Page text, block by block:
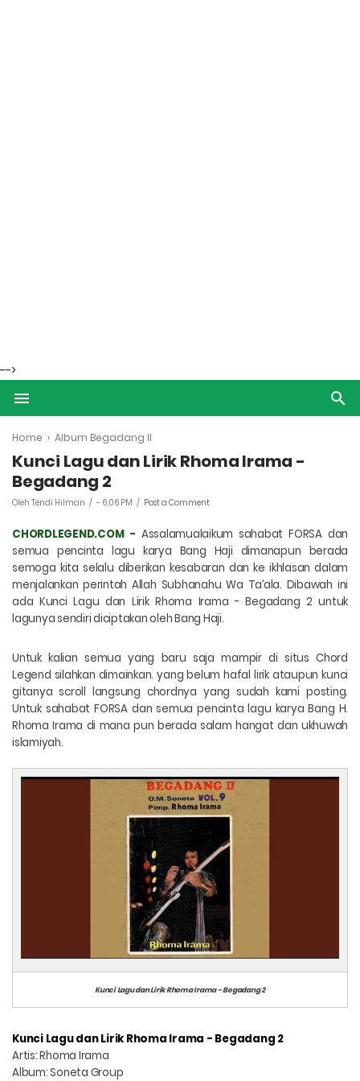
-->
Home › Album Begadang II
Kunci Lagu dan Lirik Rhoma Irama -
Begadang 2
Oleh Tendi Hilman - 6:06 PM Post a Comment
CHORDLEGEND.COM - Assalamualaikum sahabat FORSA dan
semua pencinta lagu karya Bang Haji dimanapun berada
semoga kita selalu diberikan kesabaran dan ke ikhlasan dalam
menjalankan perintah Allah Subhanahu Wa Ta’ala. Dibawah ini
ada Kunci Lagu dan Lirik Rhoma Irama - Begadang 2 untuk
lagunya sendiri diciptakan oleh Bang Haji.
Untuk kalian semua yang baru saja mampir di situs Chord
Legend silahkan dimainkan. yang belum hafal lirik ataupun kunci
gitanya scroll langsung chordnya yang sudah kami posting.
Untuk sahabat FORSA dan semua pencinta lagu karya Bang H.
Rhoma Irama di mana pun berada salam hangat dan ukhuwah
islamiyah.
Kunci Lagu dan Lirik Rhoma Irama - Begadang 2
Kunci Lagu dan Lirik Rhoma Irama - Begadang 2
Artis: Rhoma Irama
Album: Soneta Group